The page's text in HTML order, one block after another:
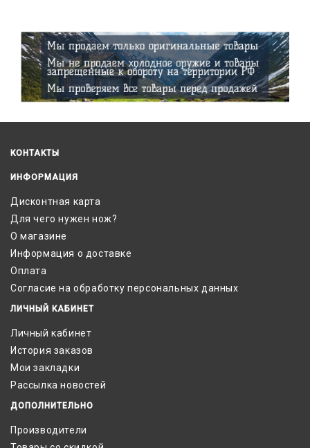
КОНТАКТЫ
ИНФОРМАЦИЯ
Дисконтная карта
Для чего нужен нож?
О магазине
Информация о доставке
Оплата
Согласие на обработку персональных данных
ЛИЧНЫЙ КАБИНЕТ
Личный кабинет
История заказов
Мои закладки
Рассылка новостей
ДОПОЛНИТЕЛЬНО
Производители